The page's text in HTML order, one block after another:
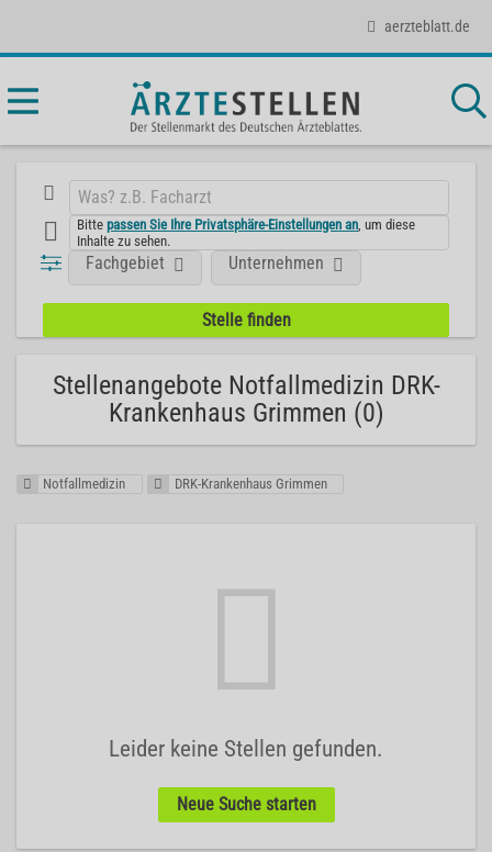
aerzteblatt.de
Bittepassen Sie Ihre Privatsphäre-Einstellungen an , um diese
Inhalte zu sehen.
Fachgebiet Unternehmen
Stellenangebote Notfallmedizin DRK-
Krankenhaus Grimmen (0)
Notfallmedizin DRK-Krankenhaus Grimmen
Leider keine Stellen gefunden.
Neue Suche starten